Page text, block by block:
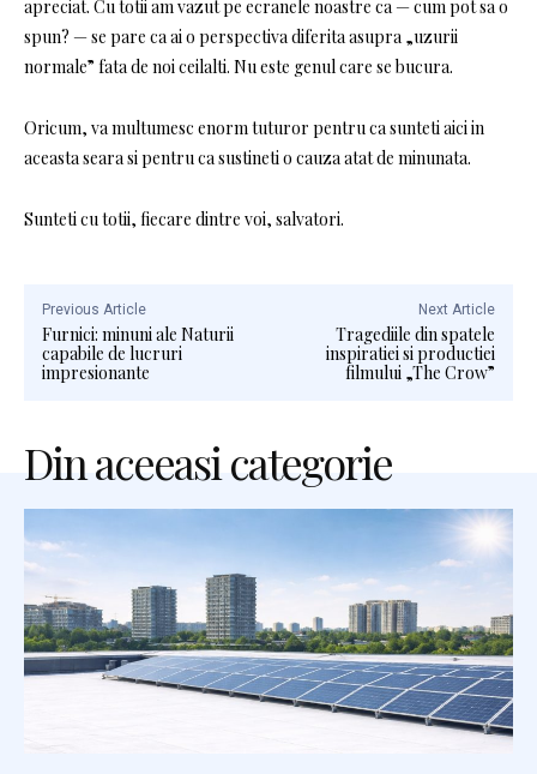
apreciat. Cu totii am vazut pe ecranele noastre ca — cum pot sa o
spun? — se pare ca ai o perspectiva diferita asupra „uzurii
normale” fata de noi ceilalti. Nu este genul care se bucura.
Oricum, va multumesc enorm tuturor pentru ca sunteti aici in
aceasta seara si pentru ca sustineti o cauza atat de minunata.
Sunteti cu totii, fiecare dintre voi, salvatori.
Previous Article
Furnici: minuni ale Naturii
capabile de lucruri
impresionante
Next Article
Tragediile din spatele
inspiratiei si productiei
filmului „The Crow”
Din aceeasi categorie